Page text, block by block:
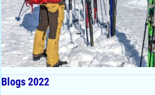
Blogs 2022